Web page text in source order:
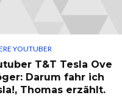
YOUTUBER
T&T Tesla Ove
Darum fahr ich
Thomas erzählt.